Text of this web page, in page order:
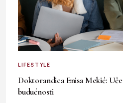
LIFESTYLE
Doktorandica Enisa Mekić:
budućnosti